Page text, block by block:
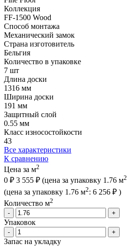
Коллекция
FF-1500 Wood
Способ монтажа
Механический замок
Страна изготовитель
Бельгия
Количество в упаковке
7 шт
Длина доски
1316 мм
Ширина доски
191 мм
Защитный слой
0.55 мм
Класс износостойкости
43
Все характеристики
К сравнению
Цена за м2
0 ₽ 3 555 ₽ (цена за упаковку 1.76 м2
(цена за упаковку 1.76 м2: 6 256 ₽ )
Количество м2
-
+
Упаковок
- +
Запас на укладку